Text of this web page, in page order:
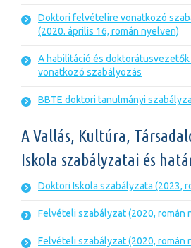
Doktori felvételire vonatkozó
(2020. április 16, román nyelven)
A habilitáció és doktorátusvezetők
vonatkozó szabályozás
BBTE doktori tanulmányi
A Vallás, Kultúra,
Iskola szabályzatai és
Doktori Iskola szabályzata (2023,
Felvételi szabályzat (2020, román
Felvételi szabályzat (2020, román